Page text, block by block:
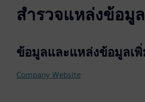
สำรวจแหล่งข้อมู
ข้อมูลและแหล่งข้อมูลเพิ่
Company Website